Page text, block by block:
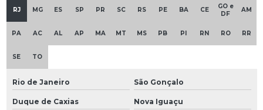
RJ MG ES SP PR SC RS PE BA CE
GO e
DF
AM
PA AC AL AP MA MT MS PB PI RN RO RR
SE TO
Rio de Janeiro São Gonçalo
Duque de Caxias Nova Iguaçu